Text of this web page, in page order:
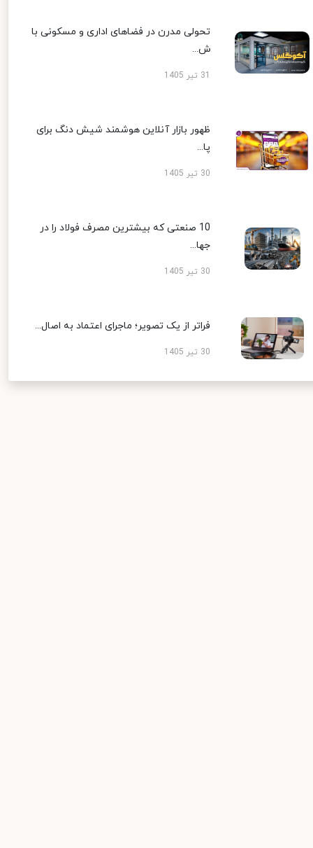
تحولی مدرن در فضاهای اداری و مسکونی با
ش...
ظهور بازار آنلاین هوشمند شیش دنگ برای
پا...
30 تیر 1405
10 صنعتی که بیشترین مصرف فولاد را در
جها...
30 تیر 1405
فراتر از یک تصویر؛ ماجرای اعتماد به اصال...
30 تیر 1405